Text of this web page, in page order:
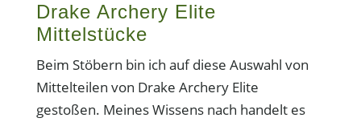
Drake Archery Elite
Mittelstücke
Beim Stöbern bin ich auf diese Auswahl von
Mittelteilen von Drake Archery Elite
gestoßen. Meines Wissens nach handelt es